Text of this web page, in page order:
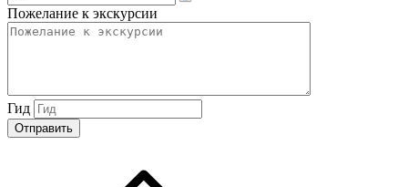
Пожелание к экскурсии
Гид